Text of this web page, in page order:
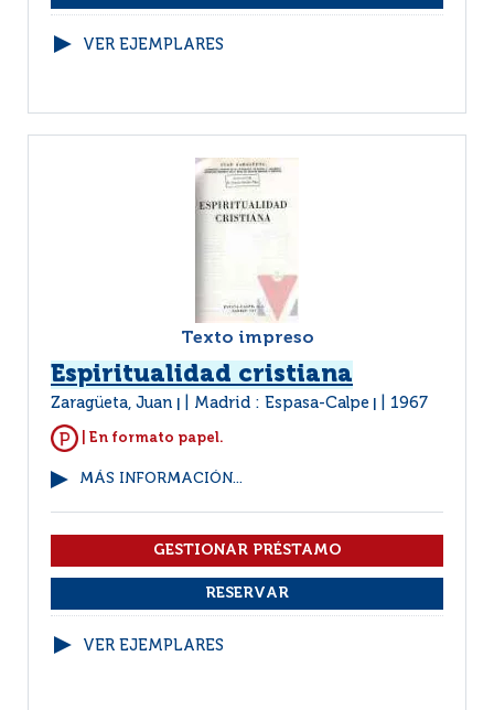
VER EJEMPLARES
Texto impreso
Espiritualidad cristiana
Zaragüeta, Juan Madrid : Espasa-Calpe 1967
| En formato papel.
MÁS INFORMACIÓN...
VER EJEMPLARES